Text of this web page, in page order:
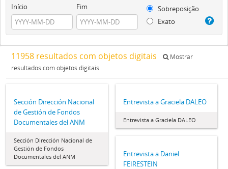
Início Fim
Sobreposição
Exato
11958 resultados com objetos digitais
Mostrar
resultados com objetos digitais
Sección Dirección Nacional
de Gestión de Fondos
Documentales del ANM
Sección Dirección Nacional de
Gestión de Fondos
Documentales del ANM
Entrevista a Graciela DALEO
Entrevista a Graciela DALEO
Entrevista a Daniel
FEIRESTEIN